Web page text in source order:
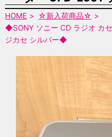
HOME
☆新入荷商品☆
◆SONY ソニー CD ラジオ カ
ジカセ シルバー◆